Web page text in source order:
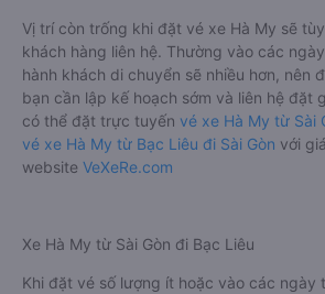
Vị trí còn trống khi đặt vé xe Hà My sẽ
khách hàng liên hệ. Thường vào các
hành khách di chuyển sẽ nhiều hơn, nên
bạn cần lập kế hoạch sớm và liên hệ đặt
có thể đặt trực tuyến vé xe Hà My từ Sài
vé xe Hà My từ Bạc Liêu đi Sài Gòn với
website VeXeRe.com
Xe Hà My từ Sài Gòn đi Bạc Liêu
Khi đặt vé số lượng ít hoặc vào các ngày